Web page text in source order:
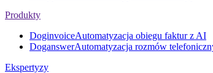
Produkty
DoginvoiceAutomatyzacja obiegu faktur z AI
DoganswerAutomatyzacja rozmów
Ekspertyzy